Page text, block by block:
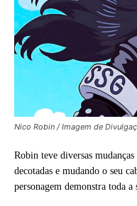
Nico Robin / Imagem de
Robin teve diversas
decotadas e mudando o seu
personagem demonstra toda a